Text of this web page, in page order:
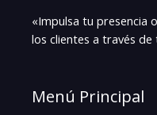
«Impulsa tu presencia
los clientes a través
Menú Principal